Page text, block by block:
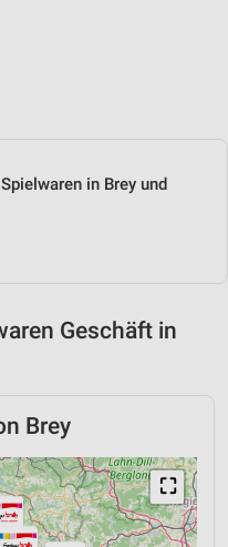
in Brey und
Geschäft in
Brey
⛶